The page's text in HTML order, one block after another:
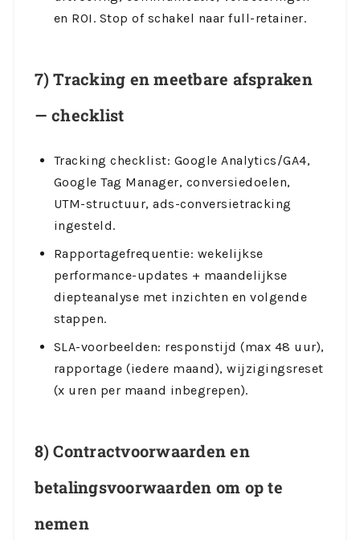
en ROI. Stop of schakel naar full-retainer.
7) Tracking en meetbare afspraken
— checklist
Tracking checklist: Google Analytics/GA4,
Google Tag Manager, conversiedoelen,
UTM-structuur, ads-conversietracking
ingesteld.
Rapportagefrequentie: wekelijkse
performance-updates + maandelijkse
diepteanalyse met inzichten en volgende
stappen.
SLA-voorbeelden: responstijd (max 48 uur),
rapportage (iedere maand), wijzigingsreset
(x uren per maand inbegrepen).
8) Contractvoorwaarden en
betalingsvoorwaarden om op te
nemen